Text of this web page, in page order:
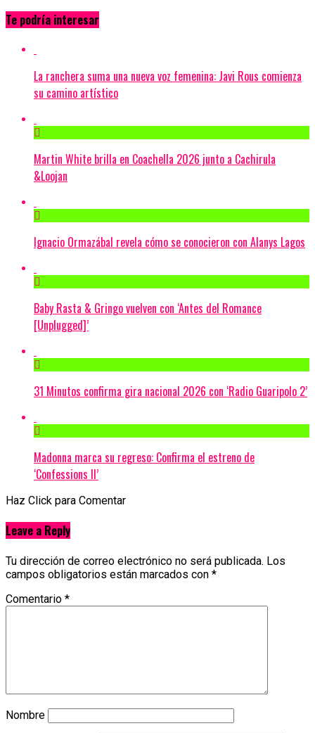
Te podría interesar
La ranchera suma una nueva voz femenina: Javi Rous comienza
su camino artístico
Martin White brilla en Coachella 2026 junto a Cachirula
&Loojan
Ignacio Ormazábal revela cómo se conocieron con Alanys Lagos
Baby Rasta & Gringo vuelven con ‘Antes del Romance
[Unplugged]’
31 Minutos confirma gira nacional 2026 con ‘Radio Guaripolo 2’
Madonna marca su regreso: Confirma el estreno de
‘Confessions II’
Haz Click para Comentar
Leave a Reply
Tu dirección de correo electrónico no será publicada. Los
campos obligatorios están marcados con *
Comentario *
Nombre